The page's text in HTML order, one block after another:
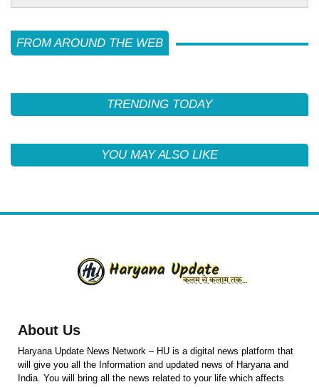
FROM AROUND THE WEB
TRENDING TODAY
YOU MAY ALSO LIKE
About Us
Haryana Update News Network – HU is a digital news platform that
will give you all the Information and updated news of Haryana and
India. You will bring all the news related to your life which affects